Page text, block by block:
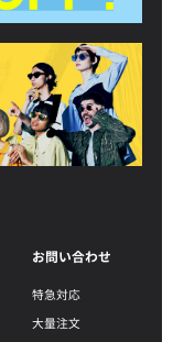
お問い合わせ
特急対応
大量注文